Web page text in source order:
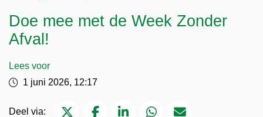
Doe mee met de Week Zonder
Afval!
Lees voor
1 juni 2026, 12:17
Deel via: Deel via Twitter
Deel via Facebook
Deel via LinkedIn
Deel via WhatsApp